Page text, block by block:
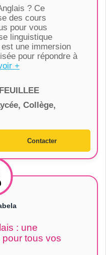
? Ce
des cours
pour vous
linguistique
une immersion
pour répondre à
+
FEUILLEE
Collège,
Contacter
: une
tous vos